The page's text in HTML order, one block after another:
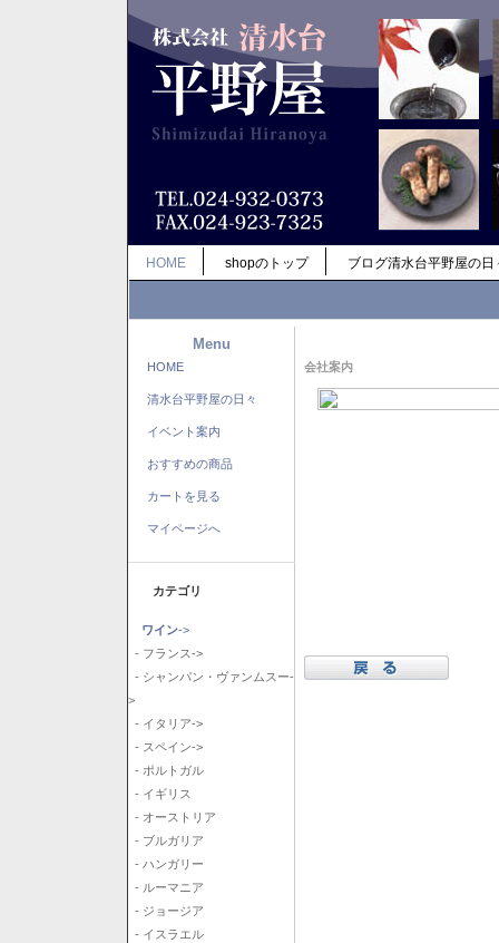
HOME shopのトップ ブログ清水台平野屋の日
Menu
HOME
清水台平野屋の日々
イベント案内
おすすめの商品
カートを見る
マイページへ
カテゴリ
ワイン->
- フランス->
- シャンパン・ヴァンムスー-
>
- イタリア->
- スペイン->
- ポルトガル
- イギリス
- オーストリア
- ブルガリア
- ハンガリー
- ルーマニア
- ジョージア
- イスラエル
会社案内